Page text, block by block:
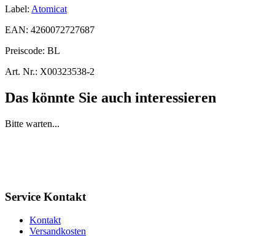
Label: Atomicat
EAN: 4260072727687
Preiscode: BL
Art. Nr.: X00323538-2
Das könnte Sie auch interessieren
Bitte warten...
Service Kontakt
Kontakt
Versandkosten